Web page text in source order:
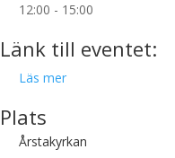
12:00 - 15:00
Länk till eventet:
Läs mer
Plats
Årstakyrkan